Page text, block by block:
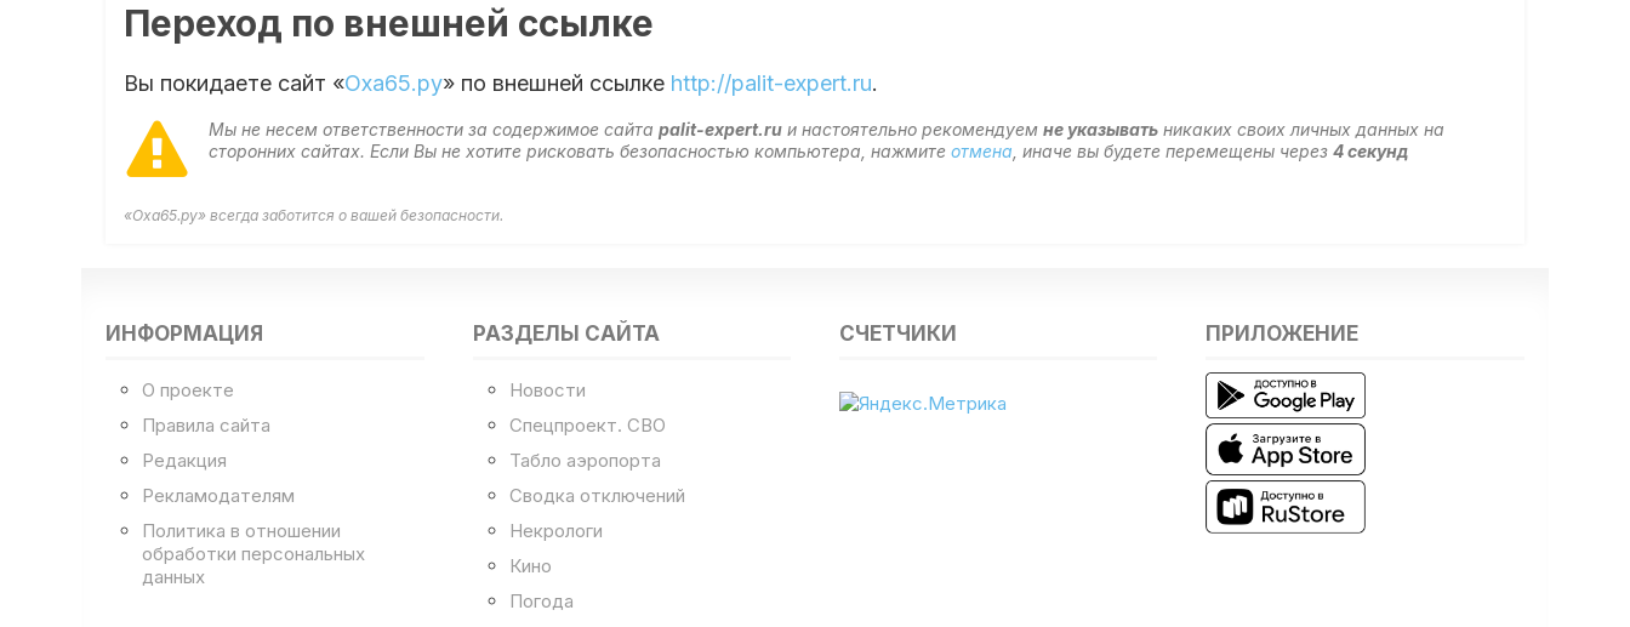
Переход по внешней ссылке
Вы покидаете сайт «Оха65.ру» по внешней ссылке http://palit-expert.ru.
Мы не несем ответственности за содержимое сайтаpalit-expert.ru и настоятельно рекомендуемне указывать никаких своих личных данных на
сторонних сайтах. Если Вы не хотите рисковать безопасностью компьютера, нажмитеотмена , иначе вы будете перемещены через4секунд
«Оха65.ру» всегда заботится о вашей безопасности.
ИНФОРМАЦИЯ
О проекте
Правила сайта
Редакция
Рекламодателям
Политика в отношении
обработки персональных
данных
РАЗДЕЛЫ САЙТА
Новости
Спецпроект. СВО
Табло аэропорта
Сводка отключений
Некрологи
Кино
Погода
СЧЕТЧИКИ ПРИЛОЖЕНИЕ